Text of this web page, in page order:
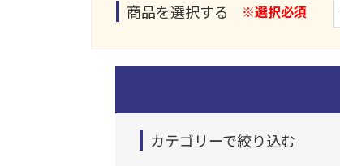
商品を選択する
カテゴリーで絞り込む